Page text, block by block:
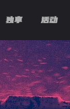
独享 活动